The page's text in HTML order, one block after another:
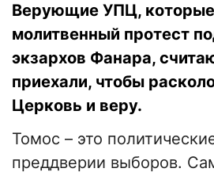
Верующие УПЦ,
молитвенный протест
экзархов Фанара,
приехали, чтобы
Церковь и веру.
Томос – это
преддверии выборов.